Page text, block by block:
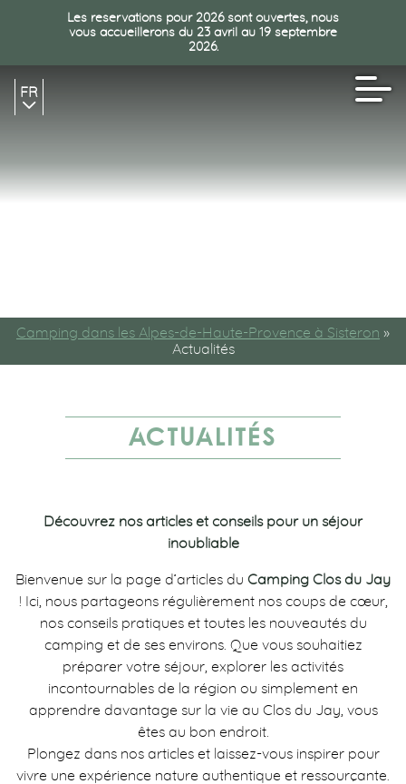
Les reservations pour 2026 sont ouvertes, nous
vous accueillerons du 23 avril au 19 septembre
2026.
FR
Camping dans les Alpes-de-Haute-Provence à Sisteron »
Actualités
ACTUALITÉS
Découvrez nos articles et conseils pour un séjour
inoubliable
Bienvenue sur la page d’articles du Camping Clos du Jay
! Ici, nous partageons régulièrement nos coups de cœur,
nos conseils pratiques et toutes les nouveautés du
camping et de ses environs. Que vous souhaitiez
préparer votre séjour, explorer les activités
incontournables de la région ou simplement en
apprendre davantage sur la vie au Clos du Jay, vous
êtes au bon endroit.
Plongez dans nos articles et laissez-vous inspirer pour
vivre une expérience nature authentique et ressourçante.